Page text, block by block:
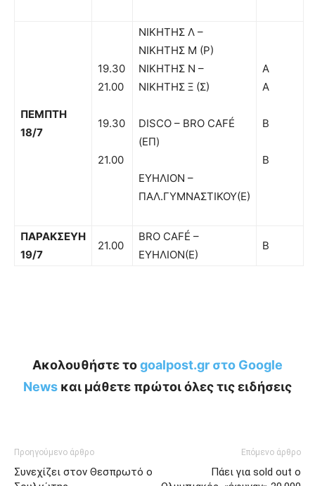
ΠΕΜΠΤΗ
18/7
19.30
21.00
19.30
21.00
ΝΙΚΗΤΗΣ Λ –
ΝΙΚΗΤΗΣ Μ (Ρ)
ΝΙΚΗΤΗΣ Ν –
ΝΙΚΗΤΗΣ Ξ (Σ)
DISCO – BRO CAFÉ
(EΠ)
ΕΥΗΛΙΟΝ –
ΠΑΛ.ΓΥΜΝΑΣΤΙΚΟΥ(Ε)
Α
Α
Β
Β
ΠΑΡΑΚΣΕΥΗ
19/7
21.00
BRO CAFÉ –
ΕΥΗΛΙΟΝ(Ε)
Β
Ακολουθήστε τοgoalpost.gr στο Google
News και μάθετε πρώτοι όλες τις ειδήσεις
Προηγούμενο άρθρο
Συνεχίζει στον Θεσπρωτό ο
Επόμενο άρθρο
Πάει για sold out ο